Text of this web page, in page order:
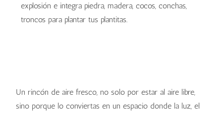
explosión e integra piedra, madera, cocos, conchas,
troncos para plantar tus plantitas.
Un rincón de aire fresco, no solo por estar al aire libre,
sino porque lo conviertas en un espacio donde la luz, el